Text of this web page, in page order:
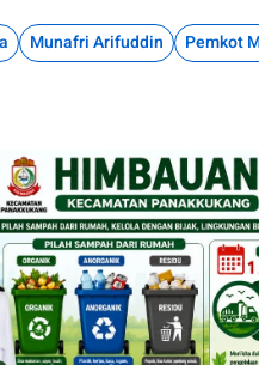
Munafri Arifuddin Pemkot